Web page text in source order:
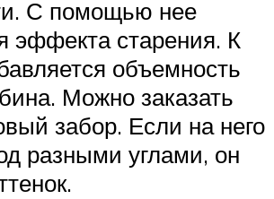
С помощью нее
эффекта старения. К
объемность
Можно заказать
забор. Если на него
разными углами, он